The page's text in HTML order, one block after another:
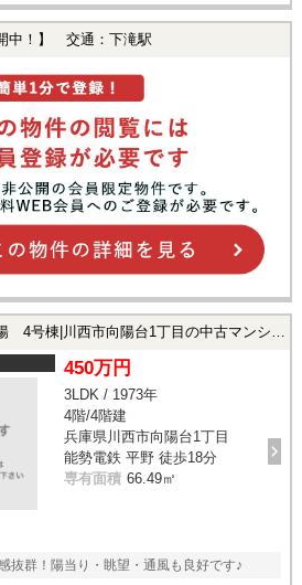
中！】 交通：下滝駅
4号棟|川西市向陽台1丁目の中古マンション
450万円
3LDK / 1973年
4階/4階建
兵庫県川西市向陽台1丁目
能勢電鉄 平野 徒歩18分
専有面積 66.49㎡
抜群！陽当り・眺望・通風も良好です♪